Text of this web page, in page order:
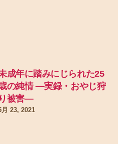
成年に踏みにじられた25
の純情 ―実録・おやじ狩
り被害―
月 23, 2021